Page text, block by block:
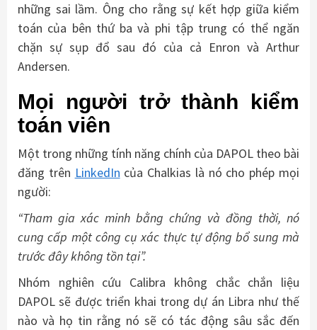
những sai lầm. Ông cho rằng sự kết hợp giữa kiểm
toán của bên thứ ba và phi tập trung có thể ngăn
chặn sự sụp đổ sau đó của cả Enron và Arthur
Andersen.
Mọi người trở thành kiểm
toán viên
Một trong những tính năng chính của DAPOL theo bài
đăng trên LinkedIn của Chalkias là nó cho phép mọi
người:
“Tham gia xác minh bằng chứng và đồng thời, nó
cung cấp một công cụ xác thực tự động bổ sung mà
trước đây không tồn tại”.
Nhóm nghiên cứu Calibra không chắc chắn liệu
DAPOL sẽ được triển khai trong dự án Libra như thế
nào và họ tin rằng nó sẽ có tác động sâu sắc đến